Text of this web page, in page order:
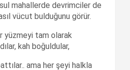
mahallerde devrimciler de
vücut bulduğunu görür.
yüzmeyi tam olarak
kah boğuldular,
ama her şeyi halkla